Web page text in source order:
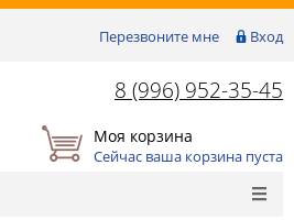
Перезвоните мне Вход
8 (996) 952-35-45
Моя корзина
Сейчас ваша корзина пуста